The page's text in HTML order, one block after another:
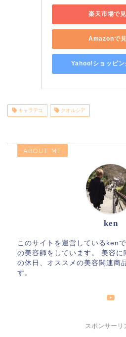
楽天市場で
Amazonで
Yahoo!ショッピン
キャラデコ クオルシア
ABOUT ME
ken
このサイトを運営しているken
の美容師をしています。 美容に
の休日、オススメの美容関連商
す。
スポンサーリ